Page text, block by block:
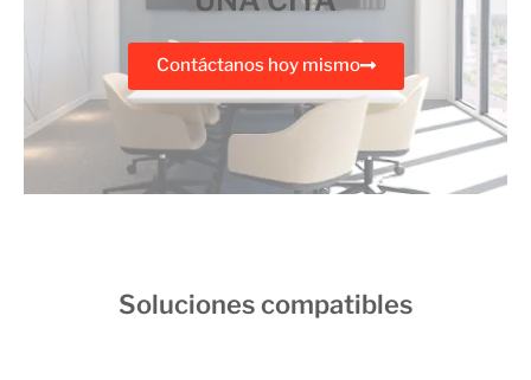
Contáctanos hoy mismo
Soluciones compatibles